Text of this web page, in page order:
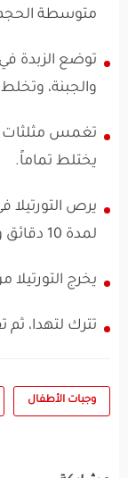
متوسطة
توضع الزبدة في
والجبنة،
تغمس مثلثات
يختلط تماماً.
يرص التورتيلا
لمدة 10 دقائق وحتى يتحمص.
يخرج
تترك لتهدا، ثم
وجبات الأطفال